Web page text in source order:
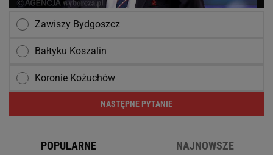
Zawiszy Bydgoszcz
Bałtyku Koszalin
Koronie Kożuchów
NASTĘPNE PYTANIE
POPULARNE NAJNOWSZE